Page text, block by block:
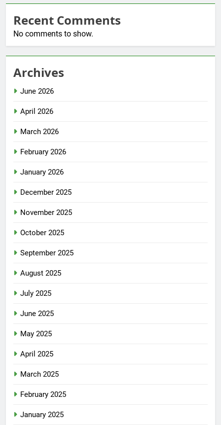
Recent Comments
No comments to show.
Archives
June 2026
April 2026
March 2026
February 2026
January 2026
December 2025
November 2025
October 2025
September 2025
August 2025
July 2025
June 2025
May 2025
April 2025
March 2025
February 2025
January 2025